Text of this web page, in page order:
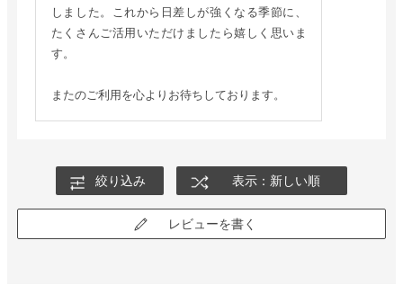
しました。これから日差しが強くなる季節に、
たくさんご活用いただけましたら嬉しく思いま
す。
またのご利用を心よりお待ちしております。
絞り込み 表示：新しい順
レビューを書く